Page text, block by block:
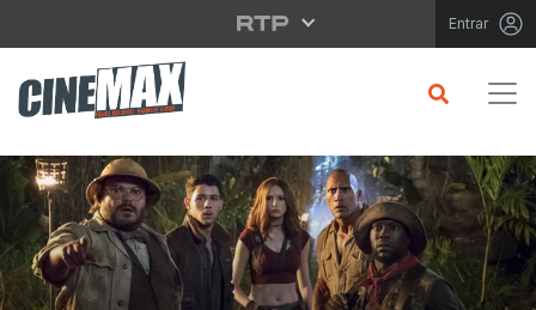
Saltar para o conteúdo principal Entrar